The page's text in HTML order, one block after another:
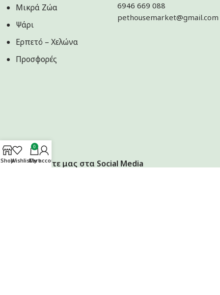
Μικρά Ζώα
Ψάρι
Ερπετό – Χελώνα
Προσφορές
6946 669 088
pethousemarket@gmail.com
Ακολουθήστε μας στα Social Media
ShopWishlist
0
Cart
My account